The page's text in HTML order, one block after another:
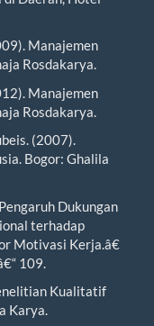
Manajemen
Rosdakarya.
Manajemen
Rosdakarya.
(2007).
Bogor: Ghalila
Dukungan
terhadap
Motivasi Kerja.â€
109.
Kualitatif
Karya.